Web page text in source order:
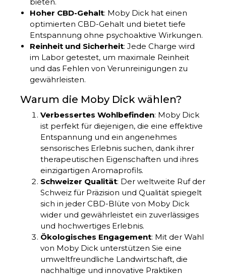
Hoher CBD-Gehalt: Moby Dick hat einen
optimierten CBD-Gehalt und bietet tiefe
Entspannung ohne psychoaktive Wirkungen.
Reinheit und Sicherheit: Jede Charge wird
im Labor getestet, um maximale Reinheit
und das Fehlen von Verunreinigungen zu
gewährleisten.
Warum die Moby Dick wählen?
Verbessertes Wohlbefinden: Moby Dick
ist perfekt für diejenigen, die eine effektive
Entspannung und ein angenehmes
sensorisches Erlebnis suchen, dank ihrer
therapeutischen Eigenschaften und ihres
einzigartigen Aromaprofils.
Schweizer Qualität: Der weltweite Ruf der
Schweiz für Präzision und Qualität spiegelt
sich in jeder CBD-Blüte von Moby Dick
wider und gewährleistet ein zuverlässiges
und hochwertiges Erlebnis.
Ökologisches Engagement: Mit der Wahl
von Moby Dick unterstützen Sie eine
umweltfreundliche Landwirtschaft, die
nachhaltige und innovative Praktiken